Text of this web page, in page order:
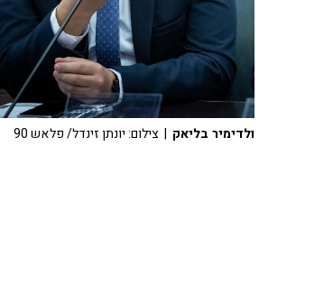
ולדימיר בליאק | צילום: יונתן זינדל/ פלאש 90